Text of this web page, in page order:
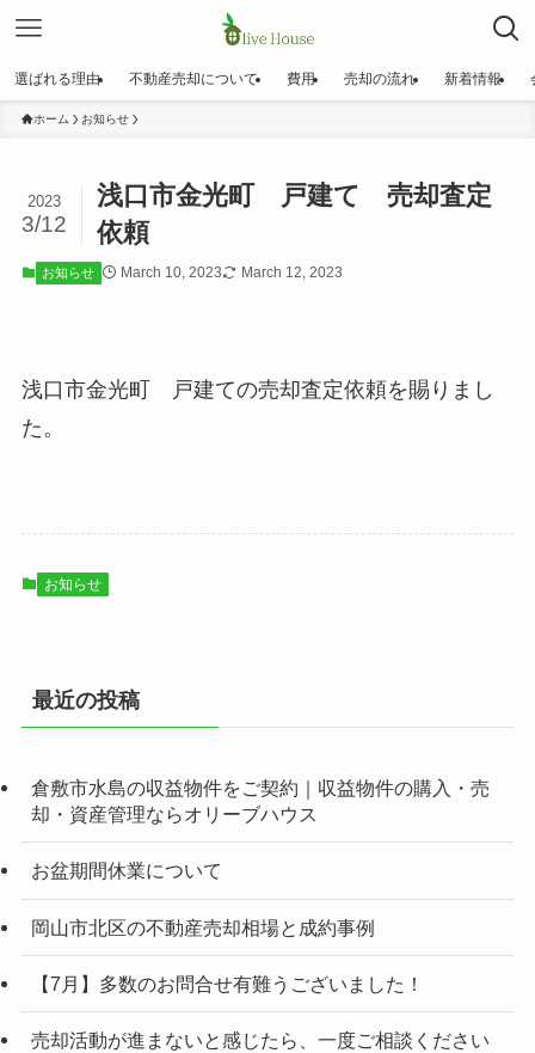
選ばれる理由 不動産売却について 費用 売却の流れ 新着情報
ホーム お知らせ
浅口市金光町 戸建て 売却査定
依頼
2023
3/12
お知らせ March 10, 2023 March 12, 2023
浅口市金光町 戸建ての売却査定依頼を賜りまし
た。
お知らせ
最近の投稿
倉敷市水島の収益物件をご契約｜収益物件の購入・売
却・資産管理ならオリーブハウス
お盆期間休業について
岡山市北区の不動産売却相場と成約事例
【7月】多数のお問合せ有難うございました！
売却活動が進まないと感じたら、一度ご相談ください